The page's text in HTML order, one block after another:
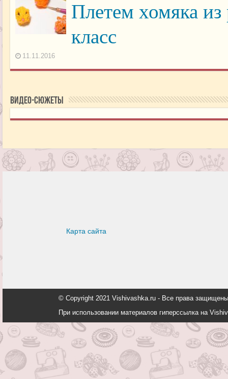
Плетем хомяка
класс
11.11.2016
Видео-сюжеты
Карта сайта
© Copyright 2021 Vishivashka.ru - Все права
При использовании материалов гиперссылка на